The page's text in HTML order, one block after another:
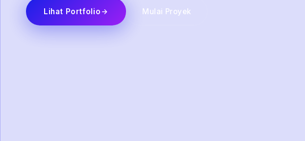
Lihat Portfolio Mulai Proyek